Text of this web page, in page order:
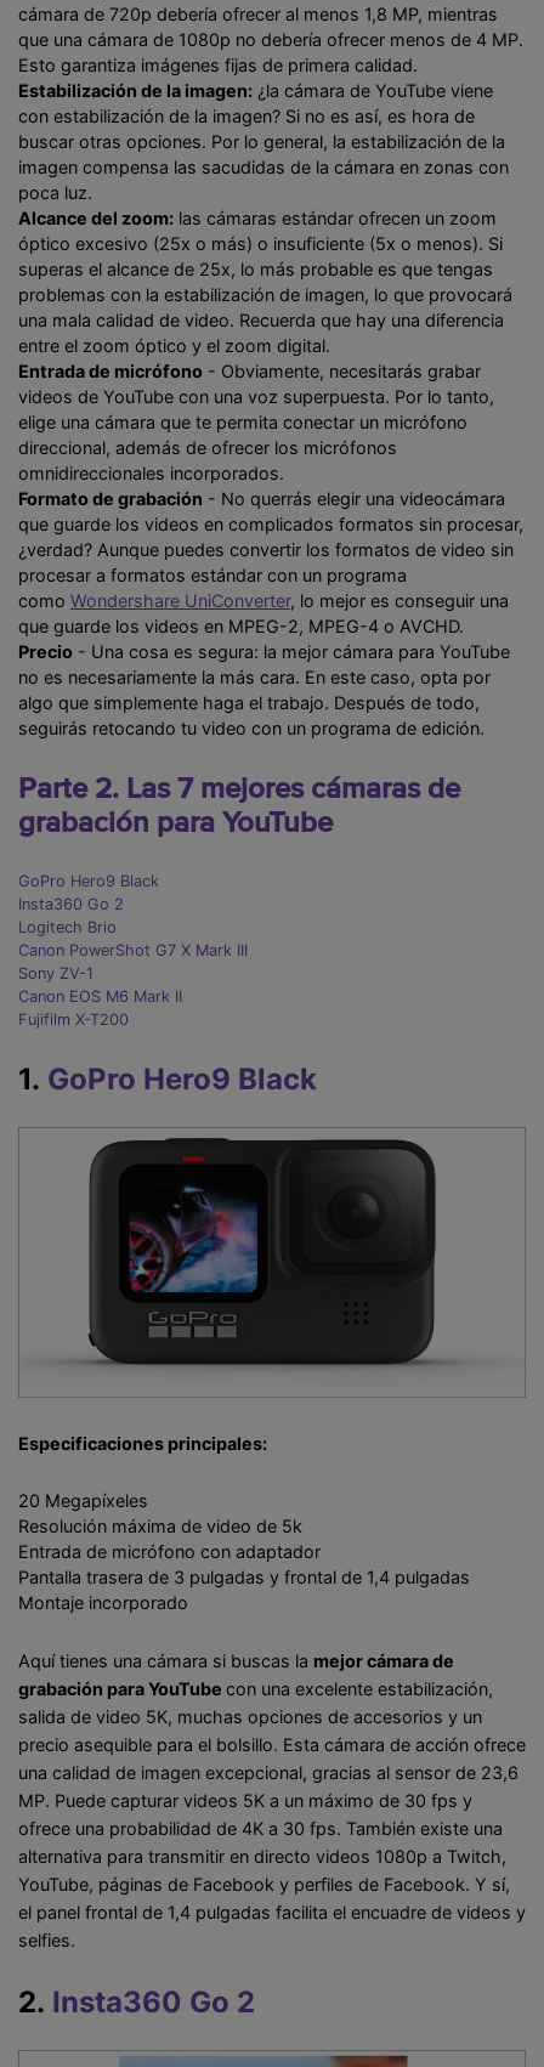
cámara de 720p debería ofrecer al menos 1,8 MP, mientras
que una cámara de 1080p no debería ofrecer menos de 4 MP.
Esto garantiza imágenes fijas de primera calidad.
Estabilización de la imagen: ¿la cámara de YouTube viene
con estabilización de la imagen? Si no es así, es hora de
buscar otras opciones. Por lo general, la estabilización de la
imagen compensa las sacudidas de la cámara en zonas con
poca luz.
Alcance del zoom: las cámaras estándar ofrecen un zoom
óptico excesivo (25x o más) o insuficiente (5x o menos). Si
superas el alcance de 25x, lo más probable es que tengas
problemas con la estabilización de imagen, lo que provocará
una mala calidad de video. Recuerda que hay una diferencia
entre el zoom óptico y el zoom digital.
Entrada de micrófono - Obviamente, necesitarás grabar
videos de YouTube con una voz superpuesta. Por lo tanto,
elige una cámara que te permita conectar un micrófono
direccional, además de ofrecer los micrófonos
omnidireccionales incorporados.
Formato de grabación - No querrás elegir una videocámara
que guarde los videos en complicados formatos sin procesar,
¿verdad? Aunque puedes convertir los formatos de video sin
procesar a formatos estándar con un programa
como Wondershare UniConverter, lo mejor es conseguir una
que guarde los videos en MPEG-2, MPEG-4 o AVCHD.
Precio - Una cosa es segura: la mejor cámara para YouTube
no es necesariamente la más cara. En este caso, opta por
algo que simplemente haga el trabajo. Después de todo,
seguirás retocando tu video con un programa de edición.
Parte 2. Las 7 mejores cámaras de
grabación para YouTube
GoPro Hero9 Black
Insta360 Go 2
Logitech Brio
Canon PowerShot G7 X Mark III
Sony ZV-1
Canon EOS M6 Mark II
Fujifilm X-T200
1. GoPro Hero9 Black
Especificaciones principales:
20 Megapíxeles
Resolución máxima de video de 5k
Entrada de micrófono con adaptador
Pantalla trasera de 3 pulgadas y frontal de 1,4 pulgadas
Montaje incorporado
Aquí tienes una cámara si buscas la mejor cámara de
grabación para YouTube con una excelente estabilización,
salida de video 5K, muchas opciones de accesorios y un
precio asequible para el bolsillo. Esta cámara de acción ofrece
una calidad de imagen excepcional, gracias al sensor de 23,6
MP. Puede capturar videos 5K a un máximo de 30 fps y
ofrece una probabilidad de 4K a 30 fps. También existe una
alternativa para transmitir en directo videos 1080p a Twitch,
YouTube, páginas de Facebook y perfiles de Facebook. Y sí,
el panel frontal de 1,4 pulgadas facilita el encuadre de videos y
selfies.
2. Insta360 Go 2